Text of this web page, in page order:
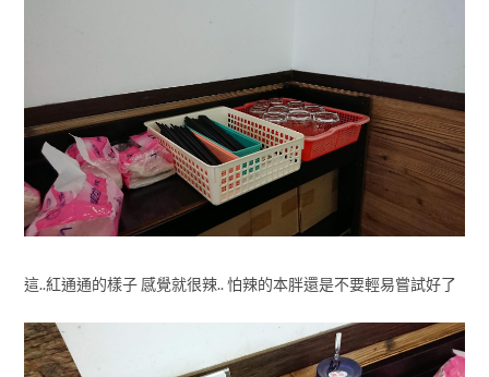
這..紅通通的樣子 感覺就很辣.. 怕辣的本胖還是不要輕易嘗試好了